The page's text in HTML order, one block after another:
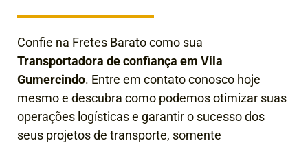
Confie na Fretes Barato como sua
Transportadora de confiança em Vila
Gumercindo. Entre em contato conosco hoje
mesmo e descubra como podemos otimizar suas
operações logísticas e garantir o sucesso dos
seus projetos de transporte, somente